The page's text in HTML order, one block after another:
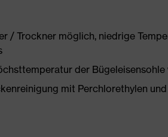
/ Trockner möglich, niedrige
der Bügeleisensohle
mit Perchlorethylen